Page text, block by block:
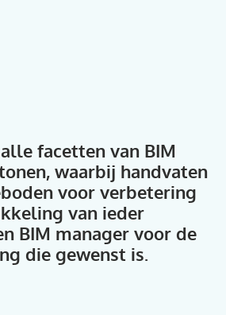
facetten van BIM
waarbij handvaten
voor verbetering
van ieder
BIM manager voor de
die gewenst is.